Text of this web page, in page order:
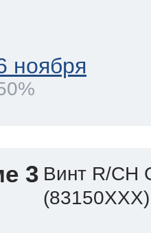
ноября
3 Винт R/CH
(83150XXX)